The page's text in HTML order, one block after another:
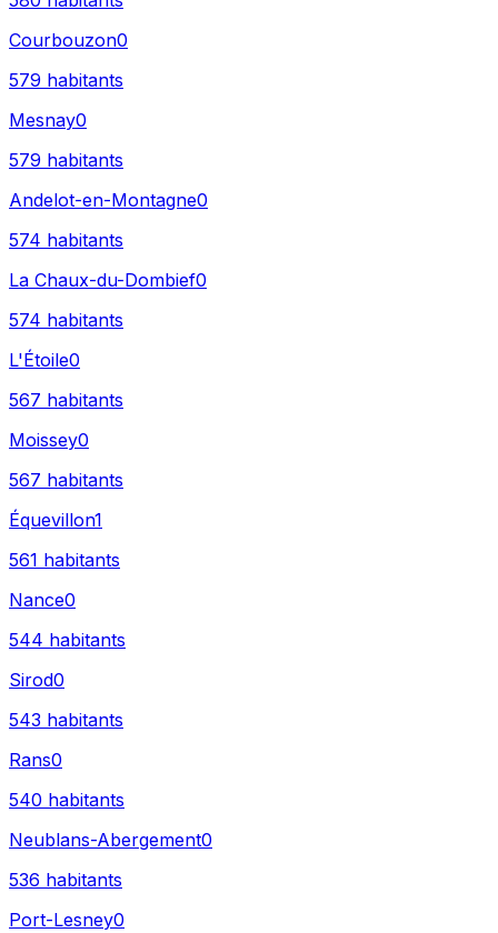
Courbouzon0
579 habitants
Mesnay0
579 habitants
Andelot-en-Montagne0
574 habitants
La Chaux-du-Dombief0
574 habitants
L'Étoile0
567 habitants
Moissey0
567 habitants
Équevillon1
561 habitants
Nance0
544 habitants
Sirod0
543 habitants
Rans0
540 habitants
Neublans-Abergement0
536 habitants
Port-Lesney0